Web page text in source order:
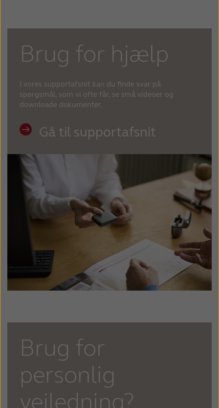
Brug for hjælp
I vores supportafsnit kan du finde svar på
spørgsmål, som vi ofte får, se små videoer og
downloade dokumenter.
Gå til supportafsnit
Brug for
personlig
vejledning?